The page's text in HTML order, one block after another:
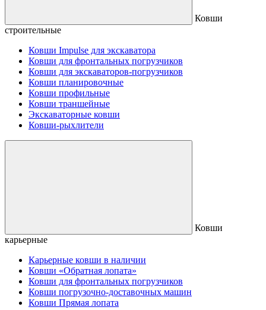
Ковши
строительные
Ковши Impulse для экскаватора
Ковши для фронтальных погрузчиков
Ковши для экскаваторов-погрузчиков
Ковши планировочные
Ковши профильные
Ковши траншейные
Экскаваторные ковши
Ковши-рыхлители
Ковши
карьерные
Карьерные ковши в наличии
Ковши «Обратная лопата»
Ковши для фронтальных погрузчиков
Ковши погрузочно-доставочных машин
Ковши Прямая лопата